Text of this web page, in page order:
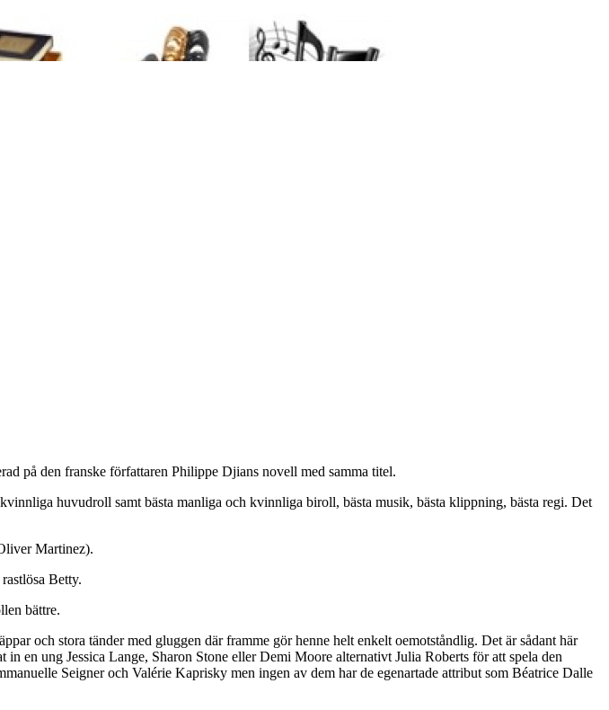
på den franske författaren Philippe Djians novell med samma titel.
huvudroll samt bästa manliga och kvinnliga biroll, bästa musik, bästa klippning, bästa regi. Det
Martinez).
Betty.
bättre.
och stora tänder med gluggen där framme gör henne helt enkelt oemotståndlig. Det är sådant här
en ung Jessica Lange, Sharon Stone eller Demi Moore alternativt Julia Roberts för att spela den
Seigner och Valérie Kaprisky men ingen av dem har de egenartade attribut som Béatrice Dalle